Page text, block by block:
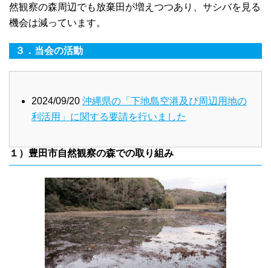
然観察の森周辺でも放棄田が増えつつあり、サシバを見る
機会は減っています。
３．当会の活動
2024/09/20 沖縄県の「下地島空港及び周辺用地の
利活用」に関する要請を行いました
１）豊田市自然観察の森での取り組み